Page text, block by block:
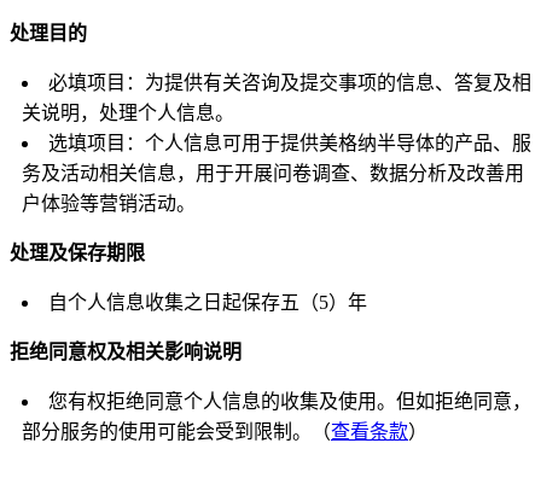
处理目的
必填项目：为提供有关咨询及提交事项的信息、答复及相
关说明，处理个人信息。
选填项目：个人信息可用于提供美格纳半导体的产品、服
务及活动相关信息，用于开展问卷调查、数据分析及改善用
户体验等营销活动。
处理及保存期限
自个人信息收集之日起保存五（5）年
拒绝同意权及相关影响说明
您有权拒绝同意个人信息的收集及使用。但如拒绝同意，
部分服务的使用可能会受到限制。（查看条款）